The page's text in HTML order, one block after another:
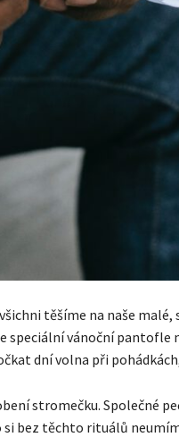
těšíme na naše
speciální vánoční pantofle
dní volna při
stromečku. Společné
bez těchto rituálů